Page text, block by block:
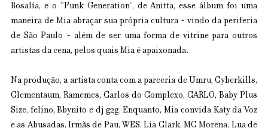
Rosalía, e o “Funk Generation”, de Anitta, esse álbum foi uma
maneira de Mia abraçar sua própria cultura - vindo da periferia
de São Paulo - além de ser uma forma de vitrine para outros
artistas da cena, pelos quais Mia é apaixonada.
Na produção, a artista conta com a parceria de Umru, Cyberkills,
Clementaum, Ramemes, Carlos do Complexo, CARLO, Baby Plus
Size, felino, Bbynito e dj g2g. Enquanto, Mia convida Katy da Voz
e as Abusadas, Irmãs de Pau, WES, Lia Clark, MC Morena, Lua de